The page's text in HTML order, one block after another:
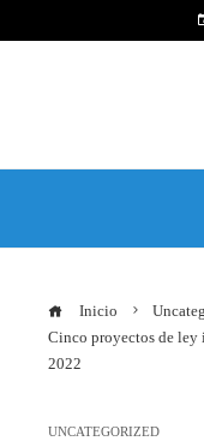
Inicio
Cinco proyectos de ley
2022
UNCATEGORIZED